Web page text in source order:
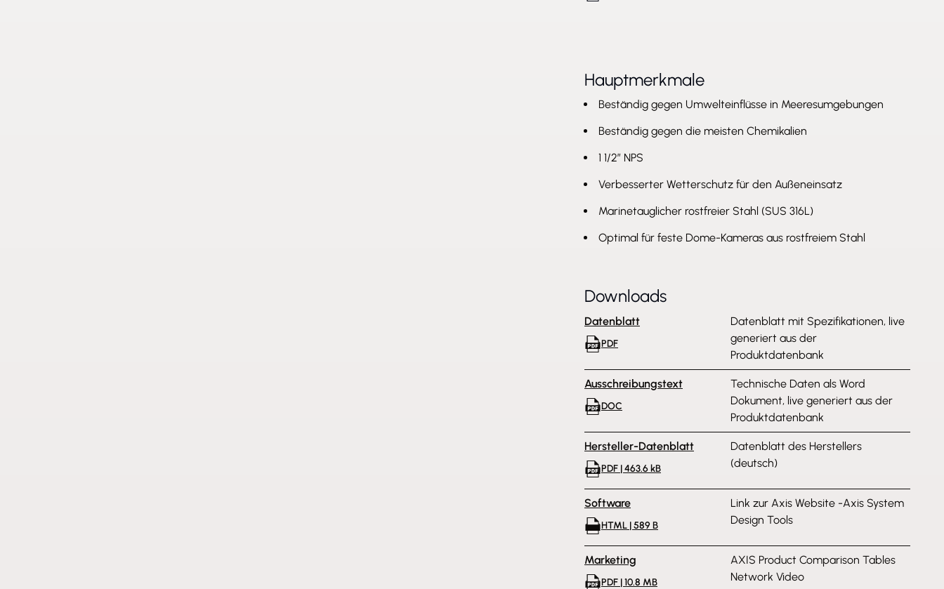
Hauptmerkmale
Beständig gegen Umwelteinflüsse in Meeresumgebungen
Beständig gegen die meisten Chemikalien
1 1/2” NPS
Verbesserter Wetterschutz für den Außeneinsatz
Marinetauglicher rostfreier Stahl (SUS 316L)
Optimal für feste Dome-Kameras aus rostfreiem Stahl
Downloads
Datenblatt
PDF
Datenblatt mit Spezifikationen, live
generiert aus der
Produktdatenbank
Ausschreibungstext
DOC
Technische Daten als Word
Dokument, live generiert aus der
Produktdatenbank
Hersteller-Datenblatt
PDF | 463.6 kB
Datenblatt des Herstellers
(deutsch)
Software
HTML | 589 B
Link zur Axis Website -Axis System
Design Tools
Marketing
PDF | 10.8 MB
AXIS Product Comparison Tables
Network Video